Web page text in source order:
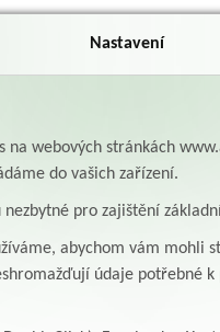
(karta pojištěnce)
zamřelý v OLU Albertinum
Nastavení
na webových stránkách
do vašich zařízení.
pro zajištění
abychom vám mohli
údaje potřebné